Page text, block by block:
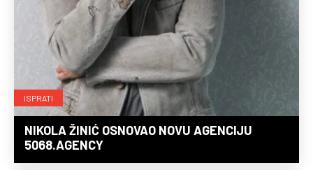
ISPRATI
NIKOLA ŽINIĆ OSNOVAO NOVU AGENCIJU
5068.AGENCY